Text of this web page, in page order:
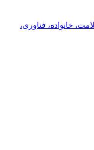
خانواده، فناوری،